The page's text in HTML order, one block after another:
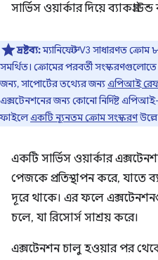
সার্ভিস ওয়ার্কার দিয়ে
দ্রষ্টব্য:ম্যানিফেস্ট V3 সাধারণত
সমর্থিত। ক্রোমের পরবর্তী
জন্য, সাপোর্টের তথ্যের জন্যএপিআই
এক্সটেনশনের জন্য কোনো নির্দিষ্ট
ফাইলেএকটি ন্যূনতম ক্রোম সংস্করণ
একটি সার্ভিস ওয়ার্কার
পেজকে প্রতিস্থাপন করে, যাতে
দূরে থাকে। এর ফলে
চলে, যা রিসোর্স সাশ্রয় করে।
এক্সটেনশন চালু হওয়ার পর